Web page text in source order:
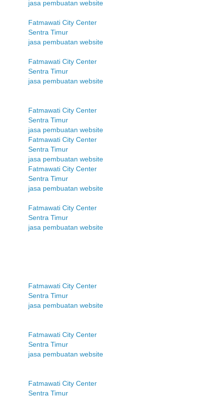
jasa pembuatan website
Fatmawati City Center
Sentra Timur
jasa pembuatan website
Fatmawati City Center
Sentra Timur
jasa pembuatan website
Fatmawati City Center
Sentra Timur
jasa pembuatan website
Fatmawati City Center
Sentra Timur
jasa pembuatan website
Fatmawati City Center
Sentra Timur
jasa pembuatan website
Fatmawati City Center
Sentra Timur
jasa pembuatan website
Fatmawati City Center
Sentra Timur
jasa pembuatan website
Fatmawati City Center
Sentra Timur
jasa pembuatan website
Fatmawati City Center
Sentra Timur